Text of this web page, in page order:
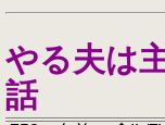
やる夫は
話